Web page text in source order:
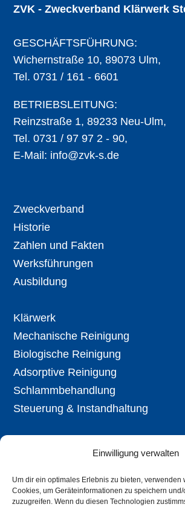
Einwilligung verwalten
Um dir ein optimales Erlebnis zu bieten, verwenden
Cookies, um Geräteinformationen zu speichern
zuzugreifen. Wenn du diesen Technologien
ZVK - Zweckverband Klärwerk
GESCHÄFTSFÜHRUNG:
Wichernstraße 10, 89073 Ulm,
Tel. 0731 / 161 - 6601
BETRIEBSLEITUNG:
Reinzstraße 1, 89233 Neu-Ulm,
Tel. 0731 / 97 97 2 - 90,
E-Mail: info@zvk-s.de
Zweckverband
Historie
Zahlen und Fakten
Werksführungen
Ausbildung
Klärwerk
Mechanische Reinigung
Biologische Reinigung
Adsorptive Reinigung
Schlammbehandlung
Steuerung & Instandhaltung
Öffentl. Bekanntmachungen
Stellenangebote